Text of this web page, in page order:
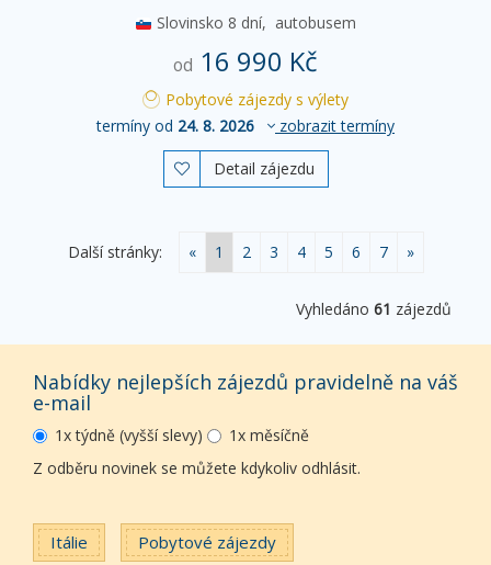
Slovinsko 8 dní, autobusem
od 16 990 Kč
Pobytové zájezdy s výlety
termíny od 24. 8. 2026 zobrazit termíny
 Detail zájezdu
Další stránky: « 1 2 3 4 5 6 7 »
Vyhledáno 61 zájezdů
Nabídky nejlepších zájezdů pravidelně na váš
e-mail
1x týdně (vyšší slevy)
1x měsíčně
Z odběru novinek se můžete kdykoliv odhlásit.
Itálie Pobytové zájezdy